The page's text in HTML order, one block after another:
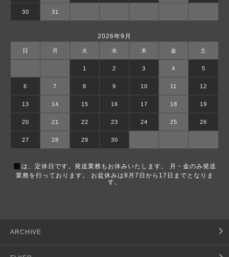
30 31
2026年9月
日 月 火 水 木 金 土
1 2 3 4 5
6 7 8 9 10 11 12
13 14 15 16 17 18 19
20 21 22 23 24 25 26
27 28 29 30
■ は、定休日です。発送業務もお休みいたします。 月・金のみ発送
業務を行っております。 お盆休みは8月7日から17日までとなりま
す。
ARCHIVE